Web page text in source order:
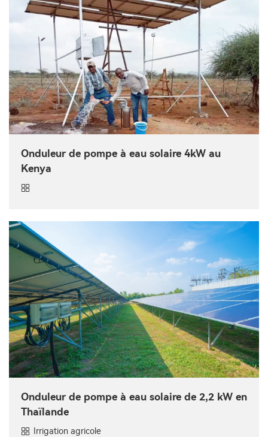
Onduleur de pompe à eau solaire 4kW au
Kenya
Onduleur de pompe à eau solaire de 2,2 kW en
Thaïlande
Irrigation agricole